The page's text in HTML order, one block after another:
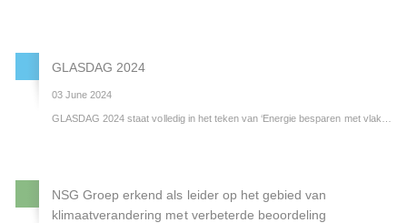
GLASDAG 2024
03 June 2024
GLASDAG 2024staat volledig in het teken van ‘Energie besparen met vlakglas.
NSG Groep erkend als leider op het gebied van
klimaatverandering met verbeterde beoordeling